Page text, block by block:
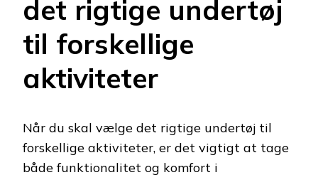
det rigtige undertøj
til forskellige
aktiviteter
Når du skal vælge det rigtige undertøj til
forskellige aktiviteter, er det vigtigt at tage
både funktionalitet og komfort i